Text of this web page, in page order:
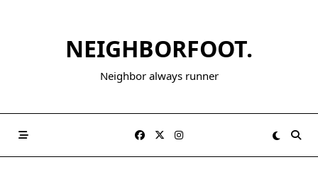
NEIGHBORFOOT.
Neighbor always runner